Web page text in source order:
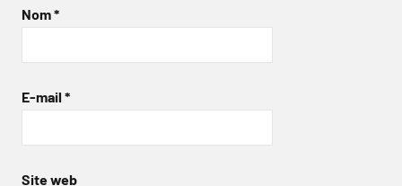
Nom*
E-mail *
Site web